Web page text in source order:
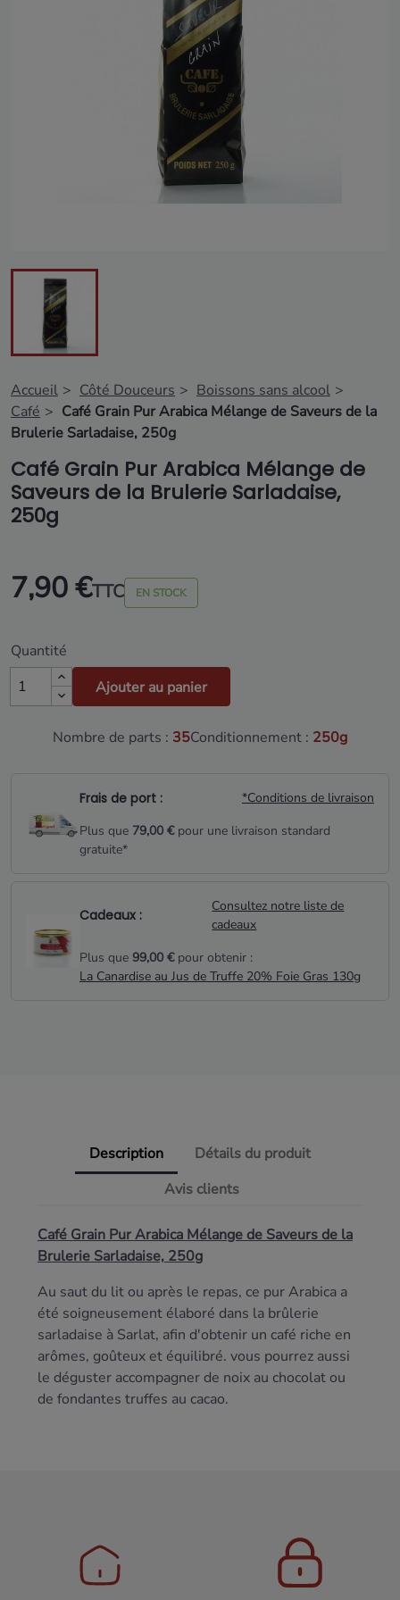
Accueil Côté Douceurs
Boissons sans alcool
Café
Café Grain Pur Arabica Mélange de Saveurs de la
Brulerie Sarladaise, 250g
Café Grain Pur Arabica Mélange de
Saveurs de la Brulerie Sarladaise,
250g
7,90 €TTC EN STOCK
Quantité
Ajouter au panier
Nombre de parts : 35Conditionnement : 250g
Frais de port :
*Conditions de livraison
Plus que 79,00 €pour une livraison standard
gratuite*
Cadeaux :
Consultez notre liste de
cadeaux
Plus que 99,00 €pour obtenir :
La Canardise au Jus de Truffe 20% Foie Gras 130g
Description
Détails du produit
Avis clients
Café Grain Pur Arabica Mélange de Saveurs de la
Brulerie Sarladaise, 250g
Au saut du lit ou après le repas, ce pur Arabica a
été soigneusement élaboré dans la brûlerie
sarladaise à Sarlat, afin d'obtenir un café riche en
arômes, goûteux et équilibré. vous pourrez aussi
le déguster accompagner de noix au chocolat ou
de fondantes truffes au cacao.